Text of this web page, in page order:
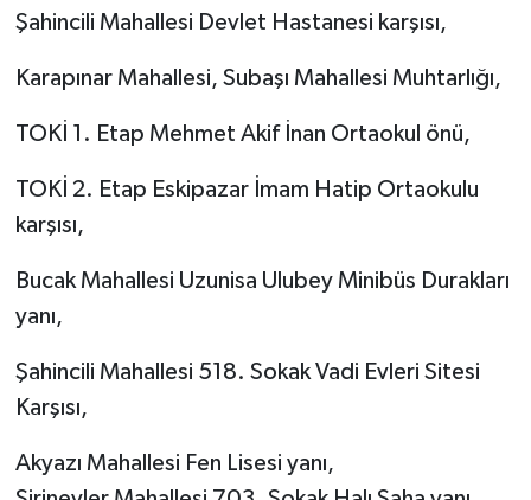
Şahincili Mahallesi Devlet Hastanesi karşısı,
Karapınar Mahallesi, Subaşı Mahallesi Muhtarlığı,
TOKİ 1. Etap Mehmet Akif İnan Ortaokul önü,
TOKİ 2. Etap Eskipazar İmam Hatip Ortaokulu
karşısı,
Bucak Mahallesi Uzunisa Ulubey Minibüs Durakları
yanı,
Şahincili Mahallesi 518. Sokak Vadi Evleri Sitesi
Karşısı,
Akyazı Mahallesi Fen Lisesi yanı,